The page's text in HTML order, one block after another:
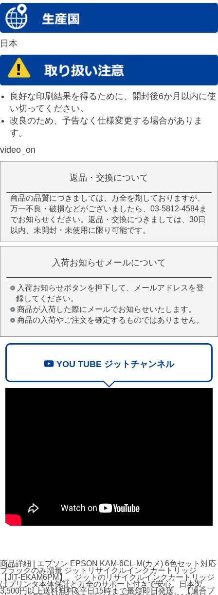
日本
良好な印刷結果を得るために、開封後6か月以内に使
い切ってください。
改良のため、予告なく仕様変更する場合がありま
す。
video_on
返品・交換について
商品の品質につきましては、万全を期しておりますが、
万一不良・破損などがございましたら、03-5812-4584ま
でお知らせください。返品・交換につきましては、30日
以内、未開封・未使用に限り可能です。
入荷お知らせメールについて
入荷お知らせボタンを押下して、メールアドレスを登
録してください。
商品が入荷した際にメールでお知らせいたします。
商品の入荷やご注文を確定するものではありません。
YOU TUBE ジットチャンネル
商品詳細 | エプソン EPSON KAM-6CL-M(カメ) 6色セット対応
ブラックのみ増量 ジットリサイクルインクカートリッジ
【JIT-EKAM6PM】。ジットのリサイクルインクカートリッジ
はプリンタ本体保証と万全のサポート付きで安心。日本製。
3,500円以上送料無料&平日15時まで最短即日発送。 【適合プ